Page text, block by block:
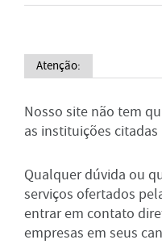
Atenção:
Nosso site não tem
as instituições
Qualquer dúvida ou
serviços ofertados
entrar em contato
empresas em seus